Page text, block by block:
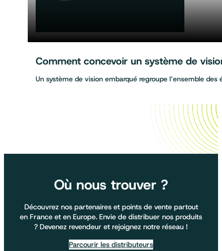
Comment concevoir un système de
Un système de vision embarqué regroupe l’ensemble
Où nous trouver ?
Découvrez nos partenaires et points de vente partout
en France et en Europe. Envie de distribuer nos produits
? Devenez revendeur et rejoignez notre réseau !
Parcourir les distributeurs